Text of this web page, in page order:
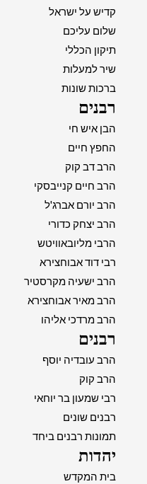
קדיש על ישראל
שלום עליכם
תיקון הכללי
שיר למעלות
ברכות שונות
רבנים
הבן איש חי
החפץ חיים
הרב דב קוק
הרב חיים קנייבסקי
הרב יורם אברג'ל
הרב יצחק כדורי
הרבי מליובאוויטש
רבי דוד אבוחצירא
הרב ישעיה מקרסטיר
הרב מאיר אבוחצירא
הרב מרדכי אליהו
רבנים
הרב עובדיה יוסף
הרב קוק
רבי שמעון בר יוחאי
רבנים שונים
תמונות רבנים ביחד
יהדות
בית המקדש